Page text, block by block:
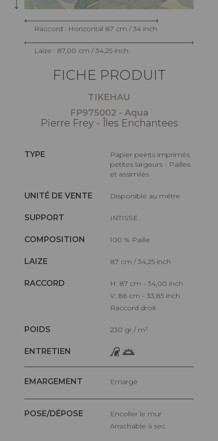
Raccord : Horizontal 87 cm / 34 inch
Laize : 87,00 cm / 34,25 inch
FICHE PRODUIT
TIKEHAU
FP975002 - Aqua
Pierre Frey - Îles Enchantees
TYPE
Papier peints imprimés
petites largeurs - Pailles
et assimilés
UNITÉ DE VENTE Disponible au mètre
SUPPORT INTISSE
COMPOSITION 100 % Paille
LAIZE 87 cm / 34,25 inch
RACCORD
H: 87 cm - 34,00 inch
V: 86 cm - 33,85 inch
Raccord droit
POIDS 230 gr / m²
ENTRETIEN
EMARGEMENT Emargé
POSE/DÉPOSE
Encoller le mur
Arrachable à sec